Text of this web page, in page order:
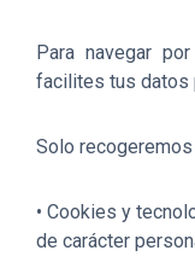
Para navegar
facilites tus datos
Solo
• Cookies y
de carácter